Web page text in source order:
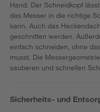
Hand. Der Schneidkopf
das Messer in die richtige
kann. Auch das
geschnitten werden.
einfach schneiden, ohne
musst. Die
sauberen und schnellen
Sicherheits- und